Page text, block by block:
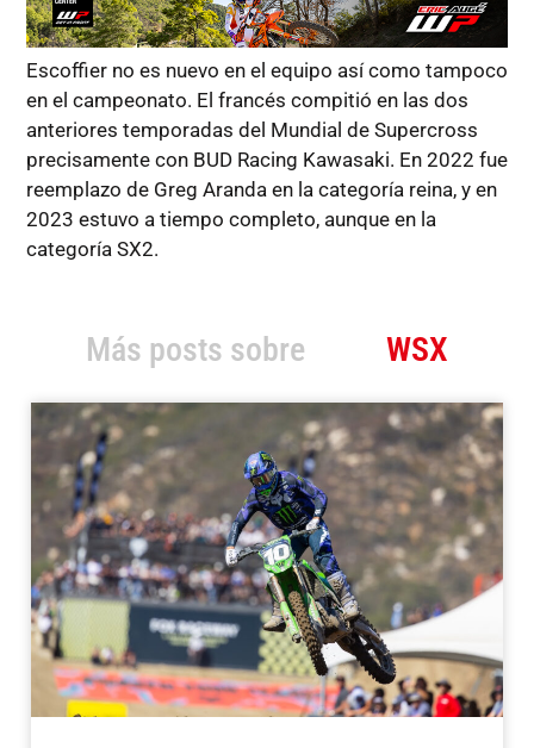
Escoffier no es nuevo en el equipo así como tampoco
en el campeonato. El francés compitió en las dos
anteriores temporadas del Mundial de Supercross
precisamente con BUD Racing Kawasaki. En 2022 fue
reemplazo de Greg Aranda en la categoría reina, y en
2023 estuvo a tiempo completo, aunque en la
categoría SX2.
Más posts sobre WSX